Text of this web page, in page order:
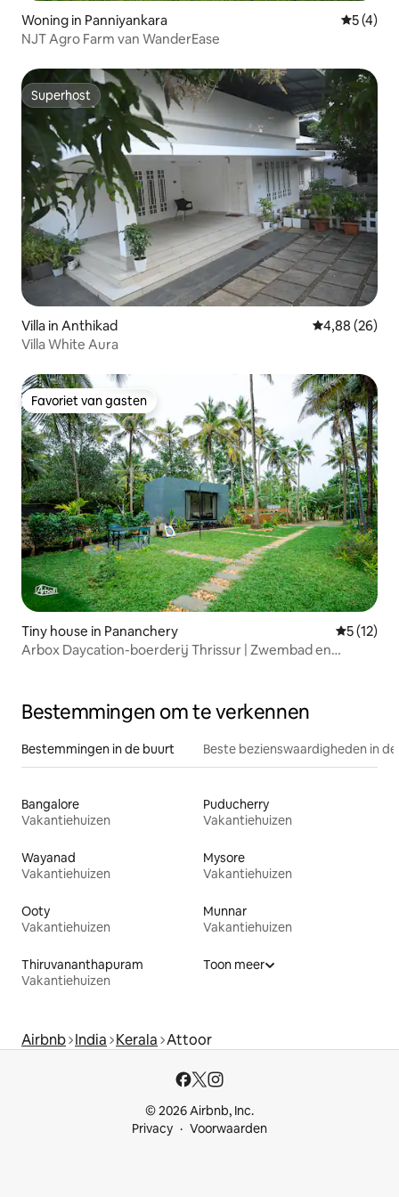
Woning in Panniyankara
5 (4)
NJT Agro Farm van WanderEase
Superhost
Superhost
Villa in Anthikad Gemiddelde
4,88 (26)
Villa White Aura
Favoriet van gasten
Favoriet van gasten
Tiny house in Pananchery
5 (12)
Arbox Daycation-boerderij Thrissur | Zwembad en
Bestemmingen om te verkennen
Bestemmingen in de buurt Beste bezienswaardigheden in
Bangalore
Vakantiehuizen
Puducherry
Vakantiehuizen
Wayanad
Vakantiehuizen
Mysore
Vakantiehuizen
Ooty
Vakantiehuizen
Munnar
Vakantiehuizen
Thiruvananthapuram
Vakantiehuizen
Toon meer
Airbnb India Kerala Attoor
© 2026 Airbnb, Inc.
Privacy
Voorwaarden